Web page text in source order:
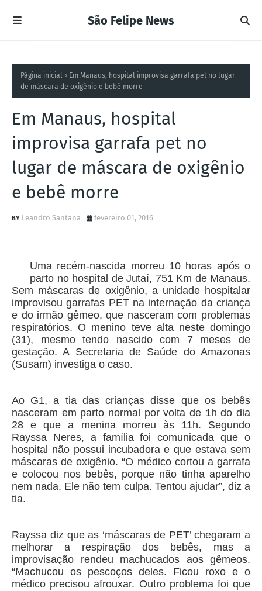
São Felipe News
Página inicial
Em Manaus, hospital improvisa garrafa pet no lugar
de máscara de oxigênio e bebê morre
Em Manaus, hospital
improvisa garrafa pet no
lugar de máscara de oxigênio
e bebê morre
Leandro Santana fevereiro 01, 2016
Uma recém-nascida morreu 10 horas após o
parto no hospital de Jutaí, 751 Km de Manaus.
Sem máscaras de oxigênio, a unidade hospitalar
improvisou garrafas PET na internação da criança
e do irmão gêmeo, que nasceram com problemas
respiratórios. O menino teve alta neste domingo
(31), mesmo tendo nascido com 7 meses de
gestação. A Secretaria de Saúde do Amazonas
(Susam) investiga o caso.
Ao G1, a tia das crianças disse que os bebês
nasceram em parto normal por volta de 1h do dia
28 e que a menina morreu às 11h. Segundo
Rayssa Neres, a família foi comunicada que o
hospital não possui incubadora e que estava sem
máscaras de oxigênio. “O médico cortou a garrafa
e colocou nos bebês, porque não tinha aparelho
nem nada. Ele não tem culpa. Tentou ajudar”, diz a
tia.
Rayssa diz que as ‘máscaras de PET’ chegaram a
melhorar a respiração dos bebês, mas a
improvisação rendeu machucados aos gêmeos.
“Machucou os pescoços deles. Ficou roxo e o
médico precisou afrouxar. Outro problema foi que